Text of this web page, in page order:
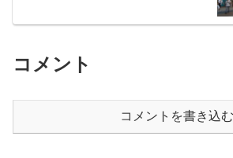
コメント
コメントを書き込む